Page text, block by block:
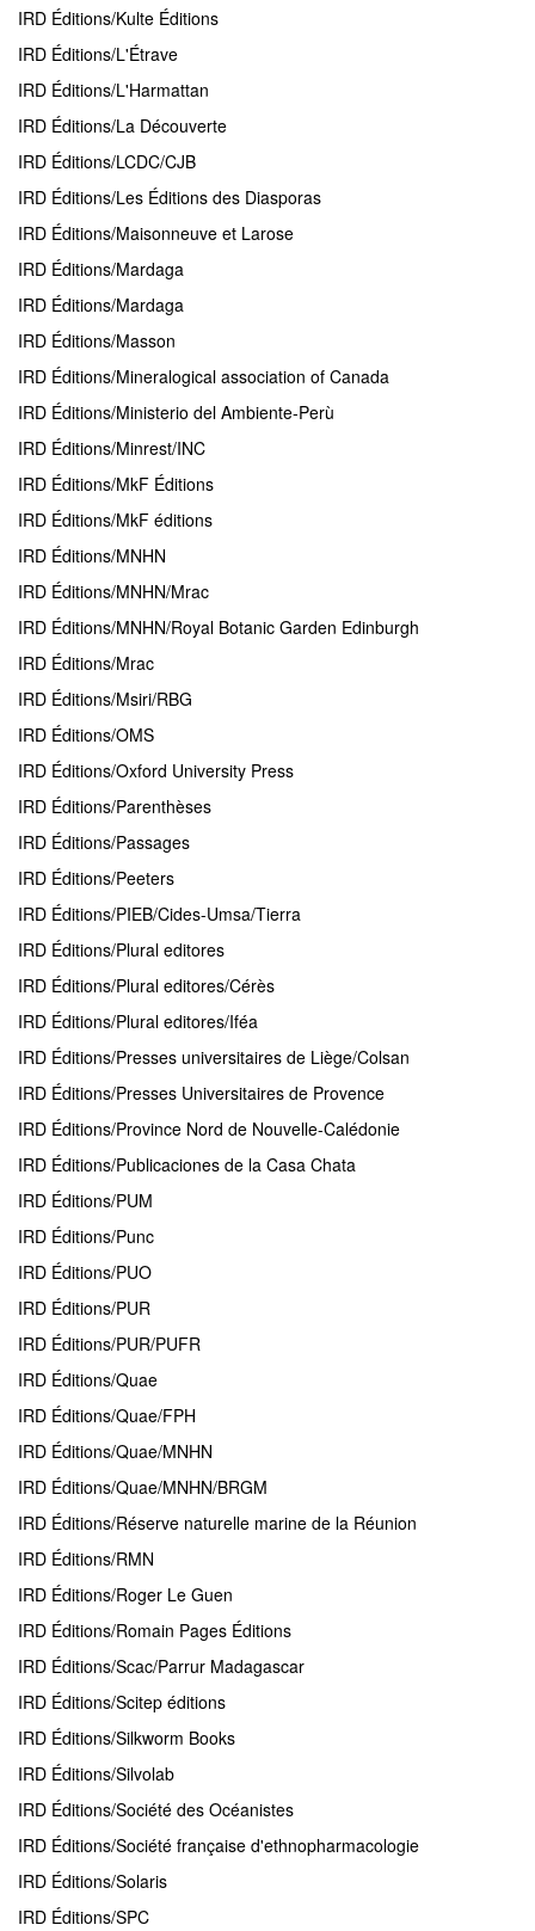
IRD Éditions/Kulte Éditions
IRD Éditions/L'Étrave
IRD Éditions/L'Harmattan
IRD Éditions/La Découverte
IRD Éditions/LCDC/CJB
IRD Éditions/Les Éditions des Diasporas
IRD Éditions/Maisonneuve et Larose
IRD Éditions/Mardaga
IRD Éditions/Mardaga
IRD Éditions/Masson
IRD Éditions/Mineralogical association of Canada
IRD Éditions/Ministerio del Ambiente-Perù
IRD Éditions/Minrest/INC
IRD Éditions/MkF Éditions
IRD Éditions/MkF éditions
IRD Éditions/MNHN
IRD Éditions/MNHN/Mrac
IRD Éditions/MNHN/Royal Botanic Garden Edinburgh
IRD Éditions/Mrac
IRD Éditions/Msiri/RBG
IRD Éditions/OMS
IRD Éditions/Oxford University Press
IRD Éditions/Parenthèses
IRD Éditions/Passages
IRD Éditions/Peeters
IRD Éditions/PIEB/Cides-Umsa/Tierra
IRD Éditions/Plural editores
IRD Éditions/Plural editores/Cérès
IRD Éditions/Plural editores/Iféa
IRD Éditions/Presses universitaires de Liège/Colsan
IRD Éditions/Presses Universitaires de Provence
IRD Éditions/Province Nord de Nouvelle-Calédonie
IRD Éditions/Publicaciones de la Casa Chata
IRD Éditions/PUM
IRD Éditions/Punc
IRD Éditions/PUO
IRD Éditions/PUR
IRD Éditions/PUR/PUFR
IRD Éditions/Quae
IRD Éditions/Quae/FPH
IRD Éditions/Quae/MNHN
IRD Éditions/Quae/MNHN/BRGM
IRD Éditions/Réserve naturelle marine de la Réunion
IRD Éditions/RMN
IRD Éditions/Roger Le Guen
IRD Éditions/Romain Pages Éditions
IRD Éditions/Scac/Parrur Madagascar
IRD Éditions/Scitep éditions
IRD Éditions/Silkworm Books
IRD Éditions/Silvolab
IRD Éditions/Société des Océanistes
IRD Éditions/Société française d'ethnopharmacologie
IRD Éditions/Solaris
IRD Éditions/SPC